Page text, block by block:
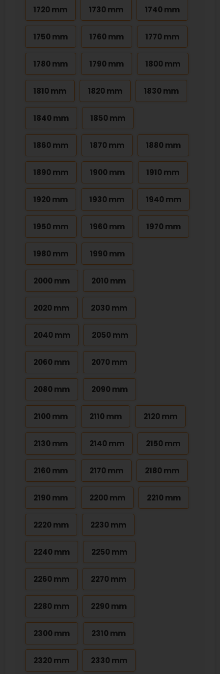
1720 mm 1730 mm 1740 mm
1750 mm 1760 mm 1770 mm
1780 mm 1790 mm 1800 mm
1810 mm 1820 mm 1830 mm
1840 mm 1850 mm
1860 mm 1870 mm 1880 mm
1890 mm 1900 mm 1910 mm
1920 mm 1930 mm 1940 mm
1950 mm 1960 mm 1970 mm
1980 mm 1990 mm
2000 mm 2010 mm
2020 mm 2030 mm
2040 mm 2050 mm
2060 mm 2070 mm
2080 mm 2090 mm
2100 mm 2110 mm 2120 mm
2130 mm 2140 mm 2150 mm
2160 mm 2170 mm 2180 mm
2190 mm 2200 mm 2210 mm
2220 mm 2230 mm
2240 mm 2250 mm
2260 mm 2270 mm
2280 mm 2290 mm
2300 mm 2310 mm
2320 mm 2330 mm